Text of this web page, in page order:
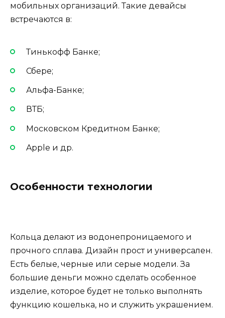
мобильных организаций. Такие девайсы
встречаются в:
Тинькофф Банке;
Сбере;
Альфа-Банке;
ВТБ;
Московском Кредитном Банке;
Apple и др.
Особенности технологии
Кольца делают из водонепроницаемого и
прочного сплава. Дизайн прост и универсален.
Есть белые, черные или серые модели. За
большие деньги можно сделать особенное
изделие, которое будет не только выполнять
функцию кошелька, но и служить украшением.